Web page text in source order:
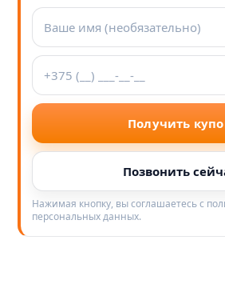
Получить
Позвонить
Нажимая кнопку, вы соглашаетесь с
персональных данных.